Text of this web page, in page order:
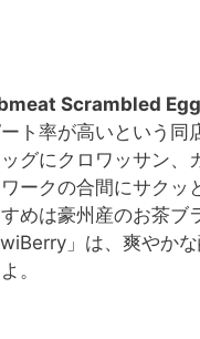
Scrambled
ート率が高いという
グにクロワッサン、
ークの合間にサクッ
めは豪州産のお茶ブ
」は、爽やか
。